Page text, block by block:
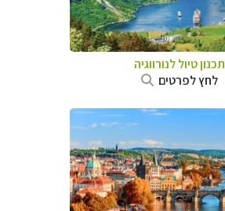
תכנון טיול לנורווגיה
לחץ לפרטים